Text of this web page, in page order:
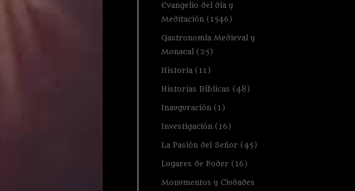
Evangelio del día y
Meditación (1546)
Gastronomía Medieval y
Monacal (25)
Historia (11)
Historias Bíblicas (48)
Inauguración (1)
Investigación (16)
La Pasión del Señor (45)
Lugares de Poder (16)
Monumentos y Ciudades